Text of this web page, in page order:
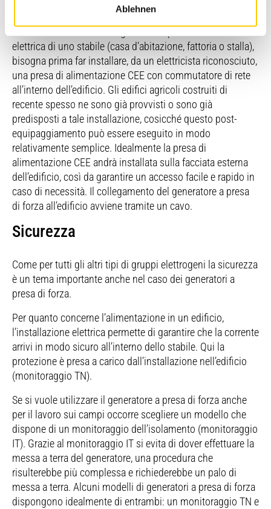
Ablehnen
elettrica di uno stabile (casa d’abitazione, fattoria o stalla),
bisogna prima far installare, da un elettricista riconosciuto,
una presa di alimentazione CEE con commutatore di rete
all’interno dell’edificio. Gli edifici agricoli costruiti di
recente spesso ne sono già provvisti o sono già
predisposti a tale installazione, cosicché questo post-
equipaggiamento può essere eseguito in modo
relativamente semplice. Idealmente la presa di
alimentazione CEE andrà installata sulla facciata esterna
dell’edificio, così da garantire un accesso facile e rapido in
caso di necessità. Il collegamento del generatore a presa
di forza all’edificio avviene tramite un cavo.
Sicurezza
Come per tutti gli altri tipi di gruppi elettrogeni la sicurezza
è un tema importante anche nel caso dei generatori a
presa di forza.
Per quanto concerne l’alimentazione in un edificio,
l’installazione elettrica permette di garantire che la corrente
arrivi in modo sicuro all’interno dello stabile. Qui la
protezione è presa a carico dall’installazione nell’edificio
(monitoraggio TN).
Se si vuole utilizzare il generatore a presa di forza anche
per il lavoro sui campi occorre scegliere un modello che
dispone di un monitoraggio dell’isolamento (monitoraggio
IT). Grazie al monitoraggio IT si evita di dover effettuare la
messa a terra del generatore, una procedura che
risulterebbe più complessa e richiederebbe un palo di
messa a terra. Alcuni modelli di generatori a presa di forza
dispongono idealmente di entrambi: un monitoraggio TN e